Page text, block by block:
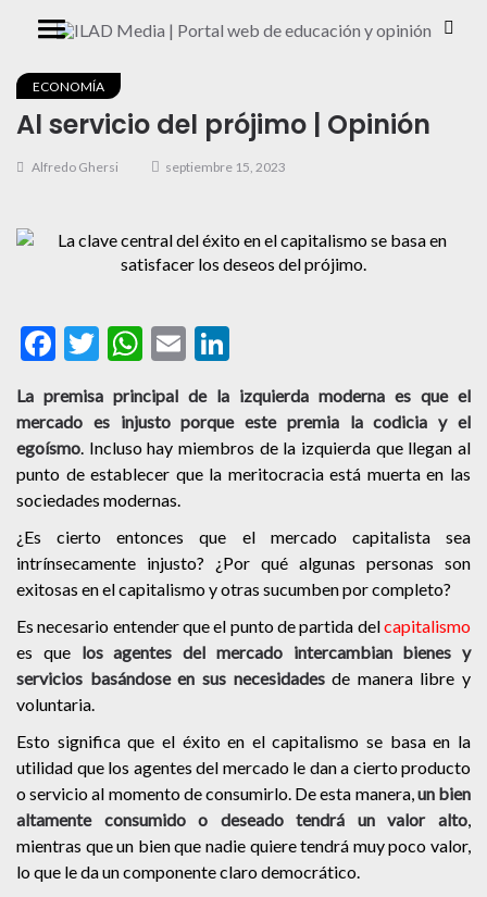
ECONOMÍA
Al servicio del prójimo | Opinión
Alfredo Ghersi septiembre 15, 2023
Facebook
Twitter
WhatsApp
Email
La premisa principal de la izquierda moderna es que el
mercado es injusto porque este premia la codicia y el
egoísmo. Incluso hay miembros de la izquierda que llegan al
punto de establecer que la meritocracia está muerta en las
sociedades modernas.
¿Es cierto entonces que el mercado capitalista sea
intrínsecamente injusto? ¿Por qué algunas personas son
exitosas en el capitalismo y otras sucumben por completo?
Es necesario entender que el punto de partida delcapitalismo
es que los agentes del mercado intercambian bienes y
servicios basándose en sus necesidadesde manera libre y
voluntaria.
Esto significa que el éxito en el capitalismo se basa en la
utilidad que los agentes del mercado le dan a cierto producto
o servicio al momento de consumirlo. De esta manera,un bien
altamente consumido o deseado tendrá un valor alto,
mientras que un bien que nadie quiere tendrá muy poco valor,
lo que le da un componente claro democrático.